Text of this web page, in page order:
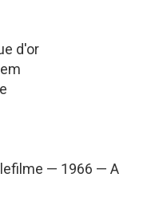
d'or
— 1966 — A